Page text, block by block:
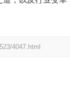
4047.html